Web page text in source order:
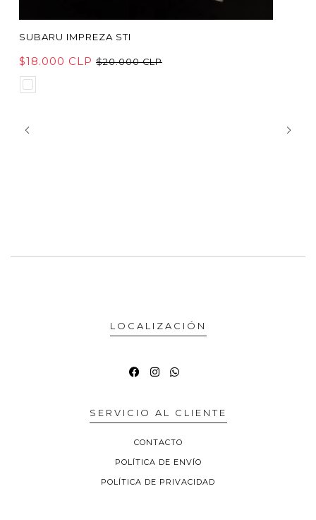
SUBARU IMPREZA STI
$18.000 CLP $20.000 CLP
LOCALIZACIÓN
SERVICIO AL CLIENTE
CONTACTO
POLÍTICA DE ENVÍO
POLÍTICA DE PRIVACIDAD